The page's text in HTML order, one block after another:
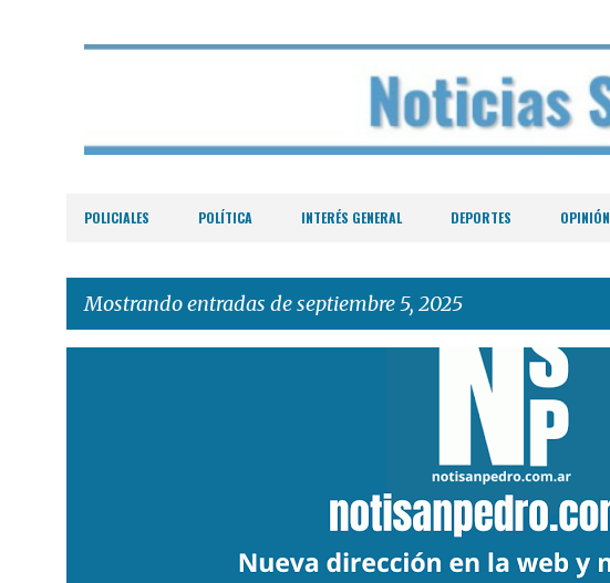
POLICIALES POLÍTICA INTERÉS GENERAL DEPORTES OPINIÓN
Mostrando entradas de septiembre 5, 2025